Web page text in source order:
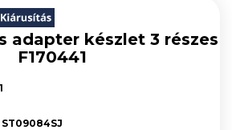
adapter készlet 3 részes
F170441
ST09084SJ